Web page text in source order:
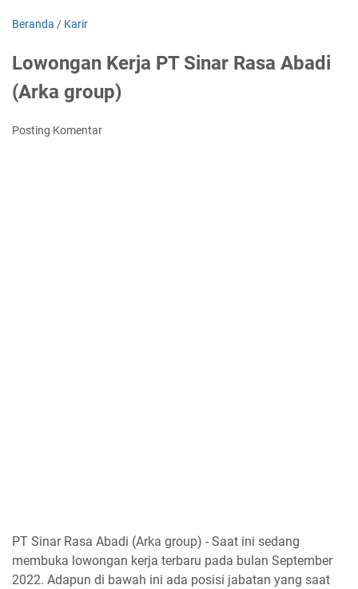
Beranda / Karir
Lowongan Kerja PT Sinar Rasa Abadi
(Arka group)
Posting Komentar
PT Sinar Rasa Abadi (Arka group) - Saat ini sedang
membuka lowongan kerja terbaru pada bulan September
2022. Adapun di bawah ini ada posisi jabatan yang saat